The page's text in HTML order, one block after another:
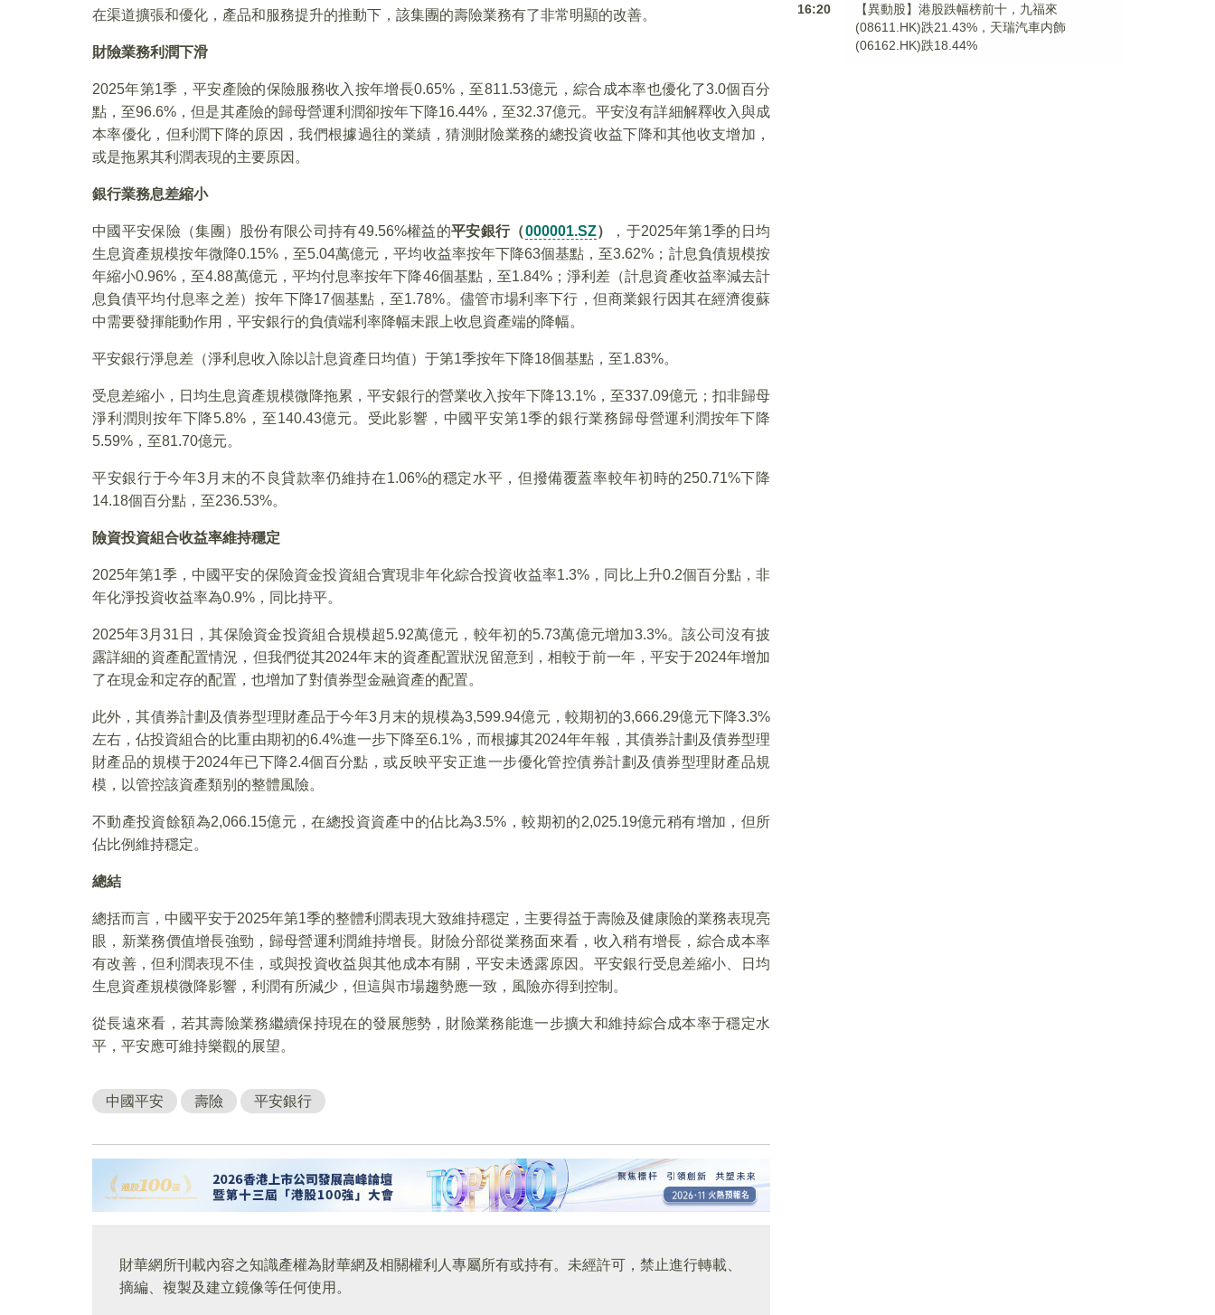
在渠道擴張和優化，產品和服務提升的推動下，該集團的壽險業務有了非常明顯的改善。
財險業務利潤下滑
2025年第1季，平安產險的保險服務收入按年增長0.65%，至811.53億元，綜合成本率也優化了3.0個百分
點，至96.6%，但是其產險的歸母營運利潤卻按年下降16.44%，至32.37億元。平安沒有詳細解釋收入與成
本率優化，但利潤下降的原因，我們根據過往的業績，猜測財險業務的總投資收益下降和其他收支增加，
或是拖累其利潤表現的主要原因。
銀行業務息差縮小
中國平安保險（集團）股份有限公司持有49.56%權益的平安銀行（000001.SZ）
，于2025年第1季的日均
生息資產規模按年微降0.15%，至5.04萬億元，平均收益率按年下降63個基點，至3.62%；計息負債規模按
年縮小0.96%，至4.88萬億元，平均付息率按年下降46個基點，至1.84%；淨利差（計息資產收益率減去計
息負債平均付息率之差）按年下降17個基點，至1.78%。儘管市場利率下行，但商業銀行因其在經濟復蘇
中需要發揮能動作用，平安銀行的負債端利率降幅未跟上收息資產端的降幅。
平安銀行淨息差（淨利息收入除以計息資產日均值）于第1季按年下降18個基點，至1.83%。
受息差縮小，日均生息資產規模微降拖累，平安銀行的營業收入按年下降13.1%，至337.09億元；扣非歸母
淨利潤則按年下降5.8%，至140.43億元。受此影響，中國平安第1季的銀行業務歸母營運利潤按年下降
5.59%，至81.70億元。
平安銀行于今年3月末的不良貸款率仍維持在1.06%的穩定水平，但撥備覆蓋率較年初時的250.71%下降
14.18個百分點，至236.53%。
險資投資組合收益率維持穩定
2025年第1季，中國平安的保險資金投資組合實現非年化綜合投資收益率1.3%，同比上升0.2個百分點，非
年化淨投資收益率為0.9%，同比持平。
2025年3月31日，其保險資金投資組合規模超5.92萬億元，較年初的5.73萬億元增加3.3%。該公司沒有披
露詳細的資產配置情況，但我們從其2024年末的資產配置狀況留意到，相較于前一年，平安于2024年增加
了在現金和定存的配置，也增加了對債券型金融資產的配置。
此外，其債券計劃及債券型理財產品于今年3月末的規模為3,599.94億元，較期初的3,666.29億元下降3.3%
左右，佔投資組合的比重由期初的6.4%進一步下降至6.1%，而根據其2024年年報，其債券計劃及債券型理
財產品的規模于2024年已下降2.4個百分點，或反映平安正進一步優化管控債券計劃及債券型理財產品規
模，以管控該資產類别的整體風險。
不動產投資餘額為2,066.15億元，在總投資資產中的佔比為3.5%，較期初的2,025.19億元稍有增加，但所
佔比例維持穩定。
總結
總括而言，中國平安于2025年第1季的整體利潤表現大致維持穩定，主要得益于壽險及健康險的業務表現亮
眼，新業務價值增長強勁，歸母營運利潤維持增長。財險分部從業務面來看，收入稍有增長，綜合成本率
有改善，但利潤表現不佳，或與投資收益與其他成本有關，平安未透露原因。平安銀行受息差縮小、日均
生息資產規模微降影響，利潤有所減少，但這與市場趨勢應一致，風險亦得到控制。
從長遠來看，若其壽險業務繼續保持現在的發展態勢，財險業務能進一步擴大和維持綜合成本率于穩定水
平，平安應可維持樂觀的展望。
中國平安 壽險 平安銀行
財華網所刊載內容之知識產權為財華網及相關權利人專屬所有或持有。未經許可，禁止進行轉載、
摘編、複製及建立鏡像等任何使用。
16:20
【異動股】港股跌幅榜前十，九福來
(08611.HK)跌21.43%，天瑞汽車内飾
(06162.HK)跌18.44%